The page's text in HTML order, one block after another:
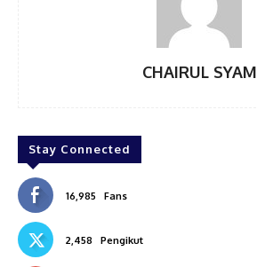
CHAIRUL SYAM
Stay Connected
16,985 Fans
2,458 Pengikut